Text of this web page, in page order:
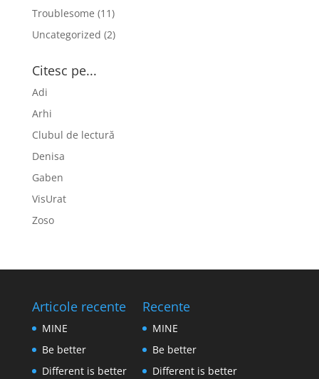
Troublesome (11)
Uncategorized (2)
Citesc pe...
Adi
Arhi
Clubul de lectură
Denisa
Gaben
VisUrat
Zoso
Articole recente
MINE
Be better
Different is better
Recente
MINE
Be better
Different is better